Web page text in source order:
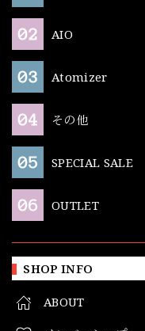
AIO
Atomizer
その他
SPECIAL SALE
OUTLET
SHOP INFO
ABOUT